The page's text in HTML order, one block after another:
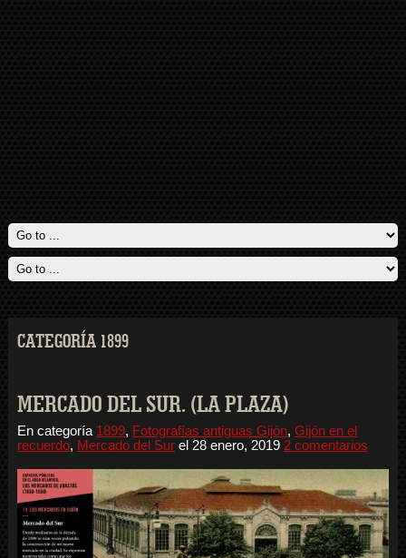
CATEGORÍA 1899
MERCADO DEL SUR. (LA PLAZA)
En categoría 1899, Fotografías antiguas Gijón, Gijón en el
recuerdo, Mercado del Surel 28 enero, 2019 2 comentarios